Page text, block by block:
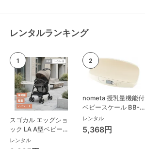
レンタルランキング
スゴカル エッグショ
ック LA A型ベビーカ
ー コンビ(Combi)
レンタル
nometa 授乳量機能付
ベビースケール BB-
105 タニタ(TANITA)
ベビースケール・体重
計
レンタル
5,368円